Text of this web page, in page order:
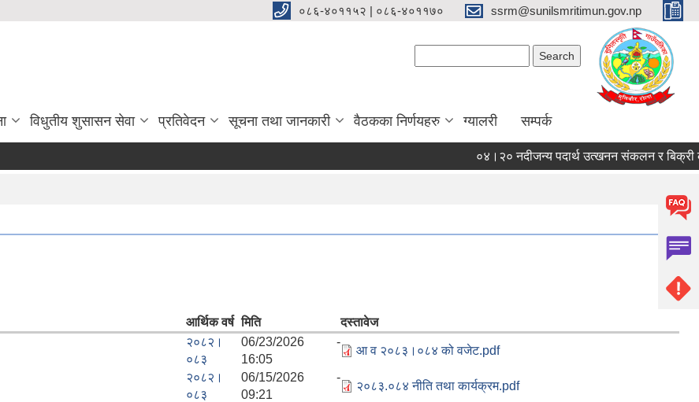
०८६-४०११५२ | ०८६-४०११७० ssrm@sunilsmritimun.gov.np
विधुतीय शुसासन सेवा प्रतिवेदन सूचना तथा जानकारी वैठकका निर्णयहरु ग्यालरी सम्पर्क
०४।२० नदीजन्य पदार्थ उत्खनन संकलन र बिक्री
आर्थिक वर्ष मिति दस्तावेज
२०८२।
०८३
06/23/2026 -
16:05
आ व २०८३।०८४ को वजेट.pdf
२०८२।
०८३
06/15/2026 -
09:21
२०८३.०८४ नीति तथा कार्यक्रम.pdf